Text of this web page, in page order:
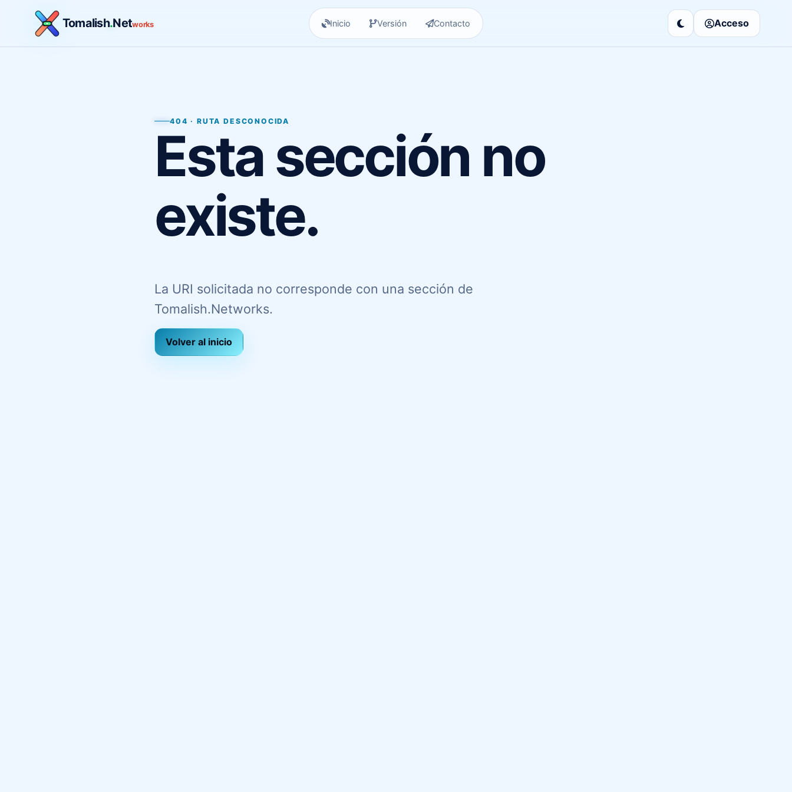
Tomalish.Networks Inicio Versión Contacto Acceso
404 · RUTA DESCONOCIDA
Esta sección no
existe.
La URI solicitada no corresponde con una sección de
Tomalish.Networks.
Volver al inicio